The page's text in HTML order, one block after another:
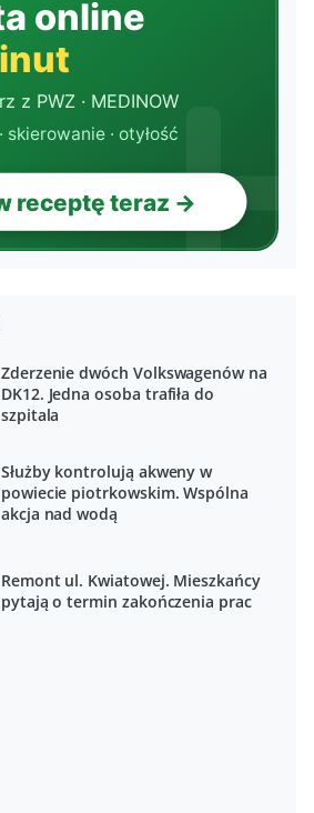
Zderzenie dwóch Volkswagenów na
DK12. Jedna osoba trafiła do
szpitala
Służby kontrolują akweny w
powiecie piotrkowskim. Wspólna
akcja nad wodą
Remont ul. Kwiatowej. Mieszkańcy
pytają o termin zakończenia prac